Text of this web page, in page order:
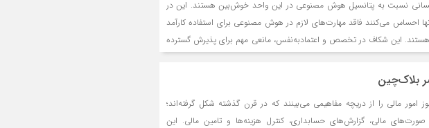
نسبت به پتانسیل هوش مصنوعی در این واحد خوش‌بین هستند. این در
۶۵ درصد آنها احساس می‌کنند فاقد مهارت‌های لازم در هوش مصنوعی برای استفاده کارآمد
هستند. این شکاف در تخصص و اعتمادبه‌نفس، مانعی مهم برای پذیرش گسترده
است.
بلاک‌چین
امور مالی را از دریچه مفاهیمی می‌بینند که در قرن گذشته شکل گرفته‌اند؛
مالی، گزارش‌های حسابداری، کنترل هزینه‌ها و تامین مالی. این